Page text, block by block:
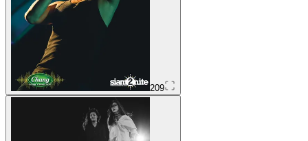
209